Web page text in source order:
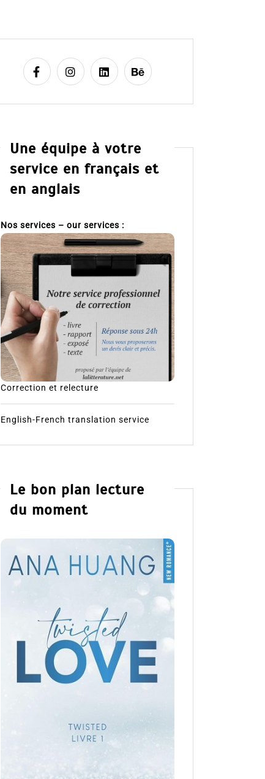
Une équipe à votre
service en français et
en anglais
Nos services – our services :
Correction et relecture
English-French translation service
Le bon plan lecture
du moment